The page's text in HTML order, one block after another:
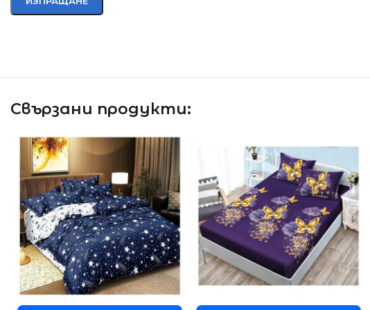
Свързани продукти: